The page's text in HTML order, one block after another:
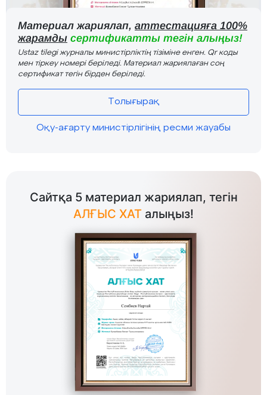
Материал жариялап, аттестацияға 100%
жарамды сертификатты тегін алыңыз!
Ustaz tilegi журналы министірліктің тізіміне енген. Qr коды
мен тіркеу номері беріледі. Материал жариялаған соң
сертификат тегін бірден беріледі.
Толығырақ
Оқу-ағарту министірлігінің ресми жауабы
Сайтқа 5 материал жариялап, тегін
АЛҒЫС ХАТ алыңыз!